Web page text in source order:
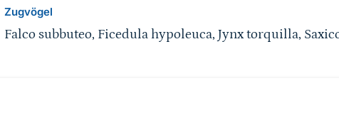
Zugvögel
Falco subbuteo, Ficedula hypoleuca, Jynx torquilla,